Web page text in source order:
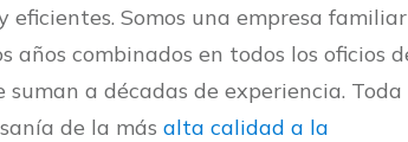
eficientes. Somos una empresa familiar
años combinados en todos los oficios
a décadas de experiencia. Toda
de la más alta calidad a la